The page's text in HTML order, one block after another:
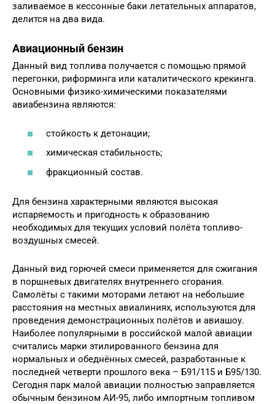
заливаемое в кессонные баки летательных аппаратов,
делится на два вида.
Авиационный бензин
Данный вид топлива получается с помощью прямой
перегонки, риформинга или каталитического крекинга.
Основными физико-химическими показателями
авиабензина являются:
стойкость к детонации;
химическая стабильность;
фракционный состав.
Для бензина характерными являются высокая
испаряемость и пригодность к образованию
необходимых для текущих условий полёта топливо-
воздушных смесей.
Данный вид горючей смеси применяется для сжигания
в поршневых двигателях внутреннего сгорания.
Самолёты с такими моторами летают на небольшие
расстояния на местных авиалиниях, используются для
проведения демонстрационных полётов и авиашоу.
Наиболее популярными в российской малой авиации
считались марки этилированного бензина для
нормальных и обеднённых смесей, разработанные к
последней четверти прошлого века – Б91/115 и Б95/130.
Сегодня парк малой авиации полностью заправляется
обычным бензином АИ-95, либо импортным топливом